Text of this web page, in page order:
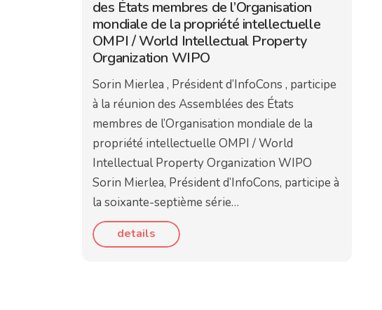
des États membres de l’Organisation
mondiale de la propriété intellectuelle
OMPI / World Intellectual Property
Organization WIPO
Sorin Mierlea , Président d’InfoCons , participe
à la réunion des Assemblées des États
membres de l’Organisation mondiale de la
propriété intellectuelle OMPI / World
Intellectual Property Organization WIPO
Sorin Mierlea, Président d’InfoCons, participe à
la soixante-septième série…
details